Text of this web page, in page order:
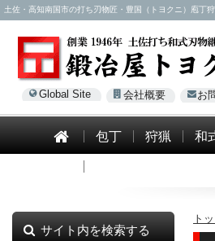
土佐・高知南国市の打ち刃物匠・豊国（トヨクニ）庖丁
Global Site 会社概要 お
包丁 狩猟 和
ト
サイト内を検索する